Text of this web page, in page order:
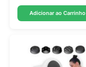
Adicionar ao Carrinho